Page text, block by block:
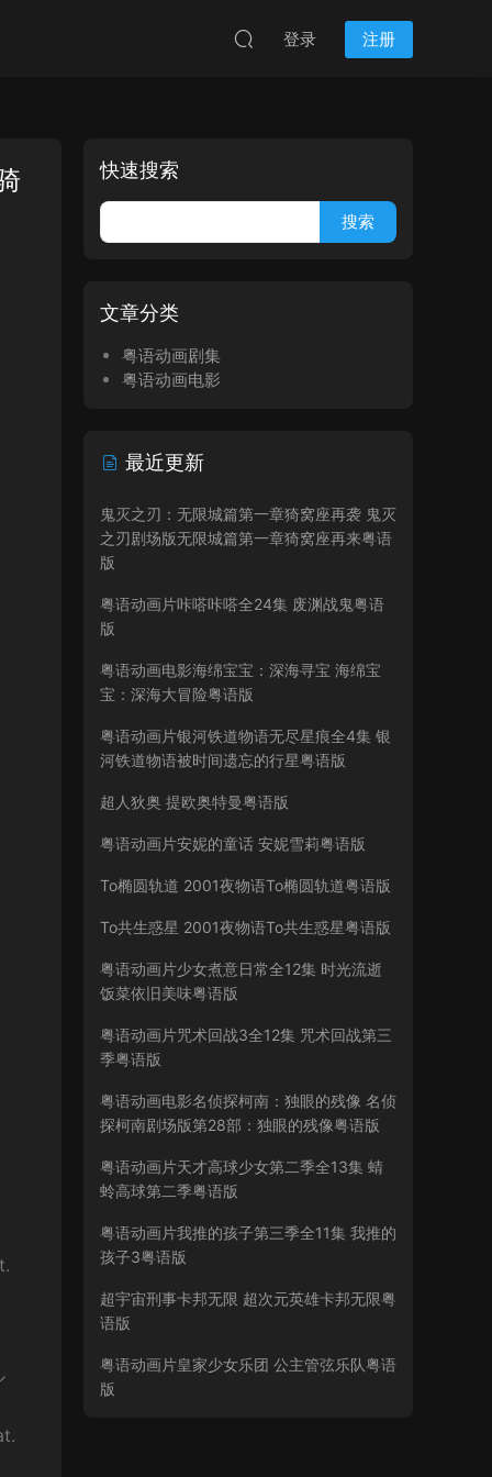
登录 注册
快速搜索
文章分类
粤语动画剧集
粤语动画电影
最近更新
鬼灭之刃：无限城篇第一章猗窝座再袭 鬼灭
之刃剧场版无限城篇第一章猗窝座再来粤语
版
粤语动画片咔嗒咔嗒全24集 废渊战鬼粤语
版
粤语动画电影海绵宝宝：深海寻宝 海绵宝
宝：深海大冒险粤语版
粤语动画片银河铁道物语无尽星痕全4集 银
河铁道物语被时间遗忘的行星粤语版
超人狄奥 提欧奥特曼粤语版
粤语动画片安妮的童话 安妮雪莉粤语版
To椭圆轨道 2001夜物语To椭圆轨道粤语版
To共生惑星 2001夜物语To共生惑星粤语版
粤语动画片少女煮意日常全12集 时光流逝
饭菜依旧美味粤语版
粤语动画片咒术回战3全12集 咒术回战第三
季粤语版
粤语动画电影名侦探柯南：独眼的残像 名侦
探柯南剧场版第28部：独眼的残像粤语版
粤语动画片天才高球少女第二季全13集 蜻
蛉高球第二季粤语版
粤语动画片我推的孩子第三季全11集 我推的
孩子3粤语版
超宇宙刑事卡邦无限 超次元英雄卡邦无限粤
语版
粤语动画片皇家少女乐团 公主管弦乐队粤语
版